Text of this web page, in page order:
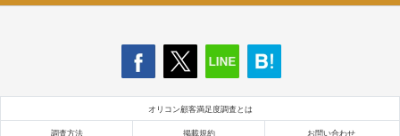
オリコン顧客満足度調査とは
調査方法 掲載規約 お問い合わせ